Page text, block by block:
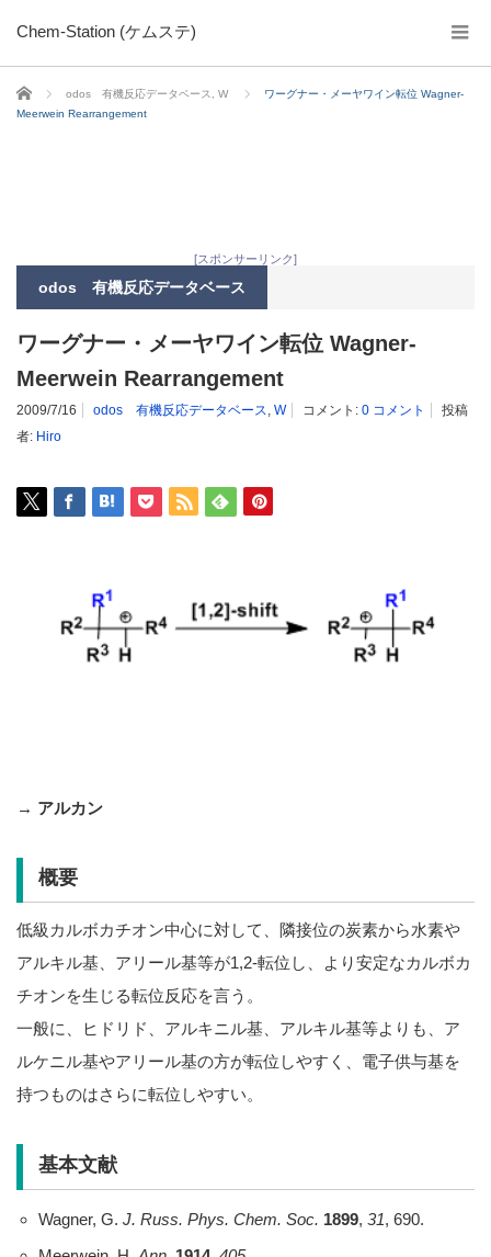
Chem-Station (ケムステ)
ホーム odos 有機反応データベース W
ワーグナー・メーヤワイン転位 Wagner-
Meerwein Rearrangement
[スポンサーリンク]
odos 有機反応データベース
ワーグナー・メーヤワイン転位 Wagner-
Meerwein Rearrangement
2009/7/16 odos 有機反応データベース, W コメント: 0 コメント
投稿
者: Hiro
→ アルカン
概要
低級カルボカチオン中心に対して、隣接位の炭素から水素や
アルキル基、アリール基等が1,2-転位し、より安定なカルボカ
チオンを生じる転位反応を言う。
一般に、ヒドリド、アルキニル基、アルキル基等よりも、ア
ルケニル基やアリール基の方が転位しやすく、電子供与基を
持つものはさらに転位しやすい。
基本文献
Wagner, G. J. Russ. Phys. Chem. Soc. 1899, 31, 690.